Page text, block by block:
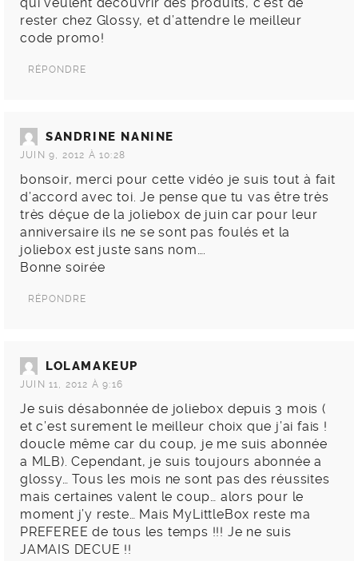
qui veulent découvrir des produits, c’est de
rester chez Glossy, et d’attendre le meilleur
code promo!
RÉPONDRE
SANDRINE NANINE
JUIN 9, 2012 À 10:28
bonsoir, merci pour cette vidéo je suis tout à fait
d’accord avec toi. Je pense que tu vas être très
très déçue de la joliebox de juin car pour leur
anniversaire ils ne se sont pas foulés et la
joliebox est juste sans nom….
Bonne soirée
RÉPONDRE
LOLAMAKEUP
JUIN 11, 2012 À 9:16
Je suis désabonnée de joliebox depuis 3 mois (
et c’est surement le meilleur choix que j’ai fais !
doucle même car du coup, je me suis abonnée
a MLB). Cependant, je suis toujours abonnée a
glossy… Tous les mois ne sont pas des réussites
mais certaines valent le coup… alors pour le
moment j’y reste… Mais MyLittleBox reste ma
PREFEREE de tous les temps !!! Je ne suis
JAMAIS DECUE !!